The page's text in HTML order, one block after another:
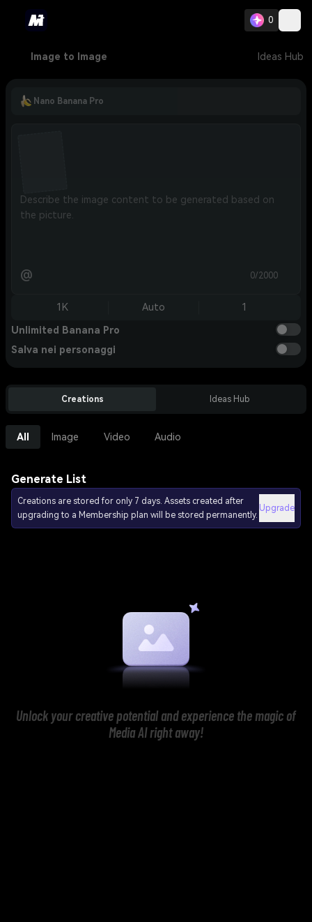
0
Image to Image Ideas Hub
Nano Banana Pro
@ 0/2000
1K Auto 1
Unlimited Banana Pro
Salva nei personaggi
Creations Ideas Hub
All Image Video Audio
Generate List
Creations are stored for only 7 days. Assets created after
upgrading to a Membership plan will be stored permanently.
Upgrade
Unlock your creative potential and experience the magic of
Media AI right away!